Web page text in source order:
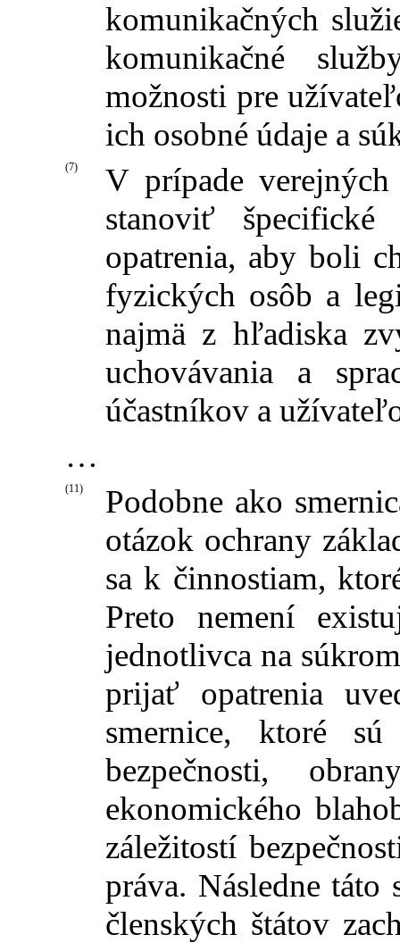
komunikačných
komunikačné
možnosti pre
ich osobné údaje a
(7)
V prípade
stanoviť špecifické
opatrenia, aby boli
fyzických osôb a
najmä z hľadiska
uchovávania a
účastníkov a
…
(11)
Podobne ako
otázok ochrany
sa k činnostiam,
Preto nemení
jednotlivca na
prijať opatrenia
smernice, ktoré
bezpečnosti,
ekonomického
záležitostí
práva. Následne
členských štátov